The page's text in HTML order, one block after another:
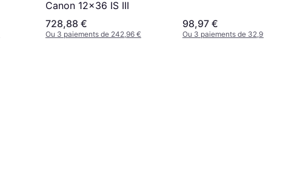
Canon 12x36 IS III
728,88 €
Ou 3 paiements de 242,96 €
98,97 €
Ou 3 paiements de 32,99 €